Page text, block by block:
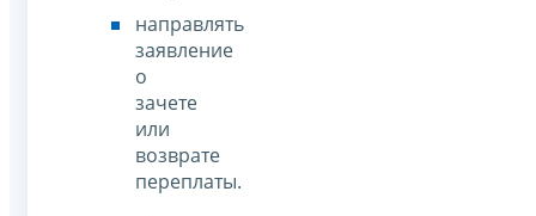
направлять
заявление
о
зачете
или
возврате
переплаты.